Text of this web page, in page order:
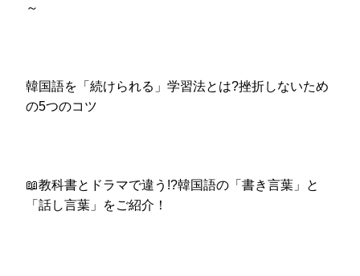
～
韓国語を「続けられる」学習法とは?挫折しないため
の5つのコツ
📖教科書とドラマで違う!?韓国語の「書き言葉」と
「話し言葉」をご紹介！